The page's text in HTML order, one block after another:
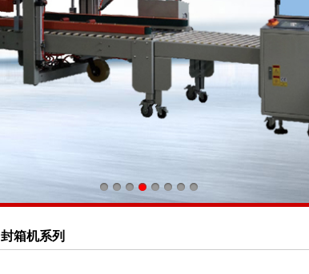
封箱机系列